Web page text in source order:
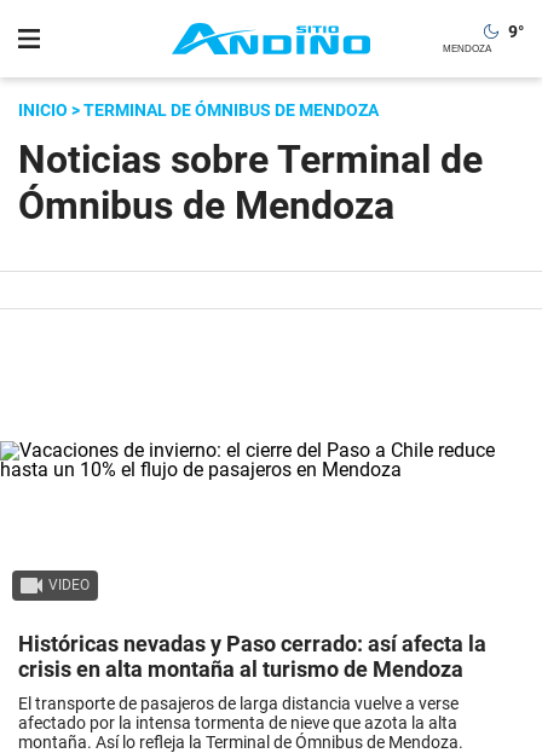
9°
INICIO > TERMINAL DE ÓMNIBUS DE MENDOZA
Noticias sobre Terminal de
Ómnibus de Mendoza
VIDEO
Históricas nevadas y Paso cerrado: así afecta la
crisis en alta montaña al turismo de Mendoza
El transporte de pasajeros de larga distancia vuelve a verse
afectado por la intensa tormenta de nieve que azota la alta
montaña. Así lo refleja la Terminal de Ómnibus de Mendoza.